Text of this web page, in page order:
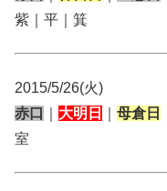
紫｜平｜箕
2015/5/26(火)
赤口
大明日 母倉日
室